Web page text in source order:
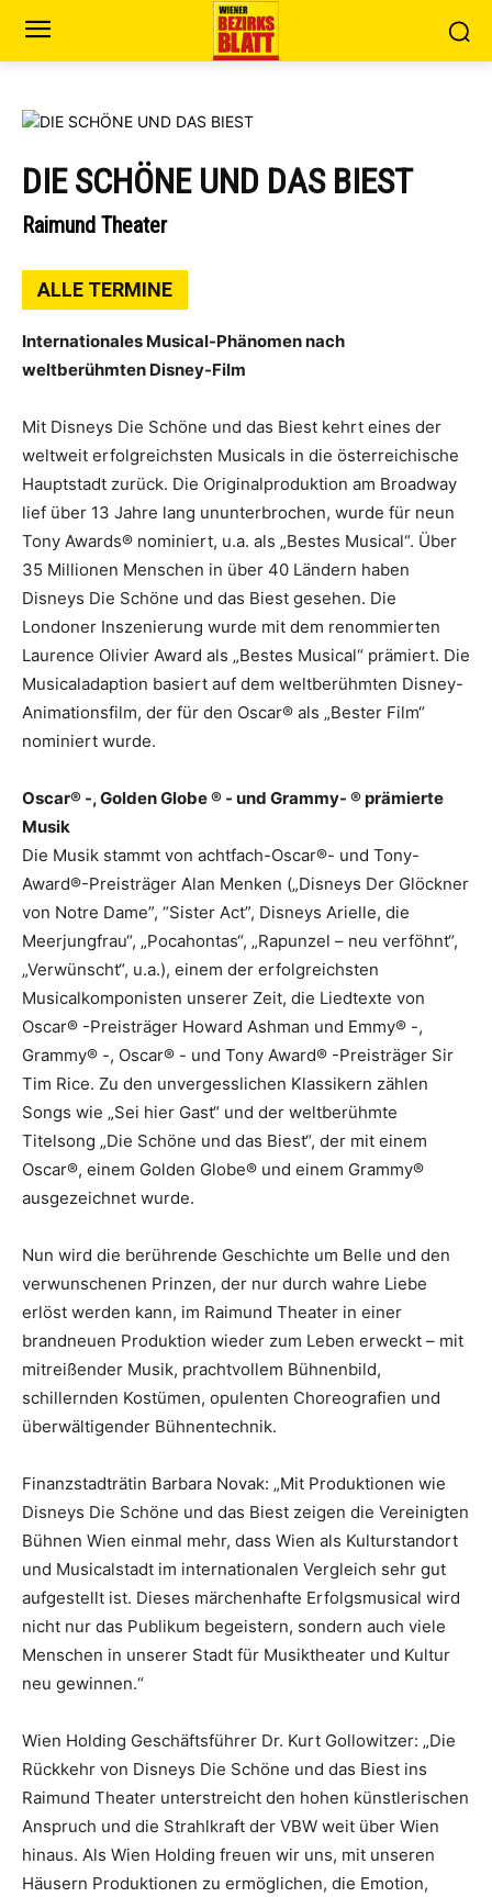
DIE SCHÖNE UND DAS BIEST
Raimund Theater
ALLE TERMINE
Internationales Musical-Phänomen nach
weltberühmten Disney-Film
Mit Disneys Die Schöne und das Biest kehrt eines der
weltweit erfolgreichsten Musicals in die österreichische
Hauptstadt zurück. Die Originalproduktion am Broadway
lief über 13 Jahre lang ununterbrochen, wurde für neun
Tony Awards® nominiert, u.a. als „Bestes Musical“. Über
35 Millionen Menschen in über 40 Ländern haben
Disneys Die Schöne und das Biest gesehen. Die
Londoner Inszenierung wurde mit dem renommierten
Laurence Olivier Award als „Bestes Musical“ prämiert. Die
Musicaladaption basiert auf dem weltberühmten Disney-
Animationsfilm, der für den Oscar® als „Bester Film“
nominiert wurde.
Oscar® -, Golden Globe ® - und Grammy- ® prämierte
Musik
Die Musik stammt von achtfach-Oscar®- und Tony-
Award®-Preisträger Alan Menken („Disneys Der Glöckner
von Notre Dame”, “Sister Act”, Disneys Arielle, die
Meerjungfrau“, „Pocahontas“, „Rapunzel – neu verföhnt“,
„Verwünscht“, u.a.), einem der erfolgreichsten
Musicalkomponisten unserer Zeit, die Liedtexte von
Oscar® -Preisträger Howard Ashman und Emmy® -,
Grammy® -, Oscar® - und Tony Award® -Preisträger Sir
Tim Rice. Zu den unvergesslichen Klassikern zählen
Songs wie „Sei hier Gast“ und der weltberühmte
Titelsong „Die Schöne und das Biest“, der mit einem
Oscar®, einem Golden Globe® und einem Grammy®
ausgezeichnet wurde.
Nun wird die berührende Geschichte um Belle und den
verwunschenen Prinzen, der nur durch wahre Liebe
erlöst werden kann, im Raimund Theater in einer
brandneuen Produktion wieder zum Leben erweckt – mit
mitreißender Musik, prachtvollem Bühnenbild,
schillernden Kostümen, opulenten Choreografien und
überwältigender Bühnentechnik.
Finanzstadträtin Barbara Novak: „Mit Produktionen wie
Disneys Die Schöne und das Biest zeigen die Vereinigten
Bühnen Wien einmal mehr, dass Wien als Kulturstandort
und Musicalstadt im internationalen Vergleich sehr gut
aufgestellt ist. Dieses märchenhafte Erfolgsmusical wird
nicht nur das Publikum begeistern, sondern auch viele
Menschen in unserer Stadt für Musiktheater und Kultur
neu gewinnen.“
Wien Holding Geschäftsführer Dr. Kurt Gollowitzer: „Die
Rückkehr von Disneys Die Schöne und das Biest ins
Raimund Theater unterstreicht den hohen künstlerischen
Anspruch und die Strahlkraft der VBW weit über Wien
hinaus. Als Wien Holding freuen wir uns, mit unseren
Häusern Produktionen zu ermöglichen, die Emotion,